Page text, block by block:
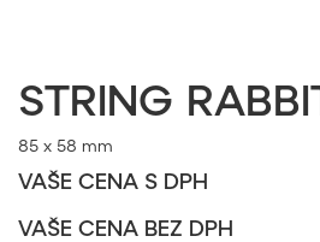
STRING
85 x 58 mm
VAŠE CENA S DPH
VAŠE CENA BEZ DPH